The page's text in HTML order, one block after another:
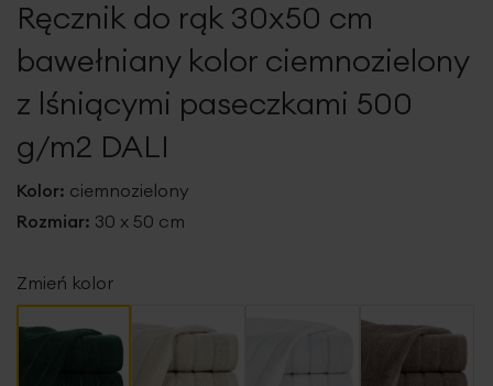
galeriiRęcznik do rąk 30x50 cm
bawełniany kolor ciemnozielony
z lśniącymi paseczkami 500
g/m2 DALI
Kolor: ciemnozielony
Rozmiar: 30 x 50 cm
Zmień kolor